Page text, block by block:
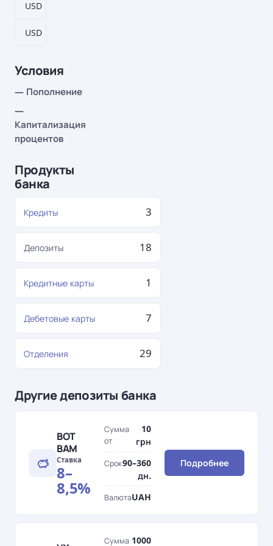
USD
USD
Условия
— Пополнение
—
Капитализация
процентов
Продукты
банка
Кредиты 3
Депозиты 18
Кредитные карты 1
Дебетовые карты 7
Отделения 29
Другие депозиты банка
ВОТ
ВАМ
Ставка
8–
8,5%
Сумма
от
10
грн
Срок90–360
дн.
ВалютаUAH
Подробнее
Сумма 1000